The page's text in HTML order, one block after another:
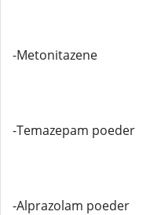
-Metonitazene
-Temazepam poeder
-Alprazolam poeder